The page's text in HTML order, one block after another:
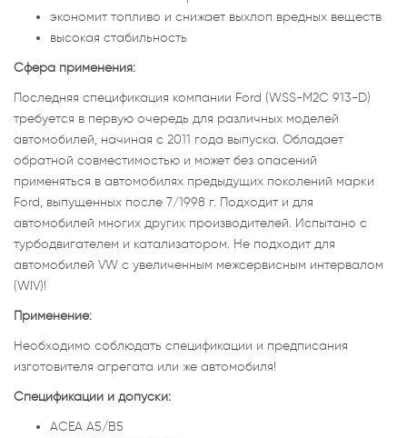
экономит топливо и снижает выхлоп вредных веществ
высокая стабильность
Сфера применения:
Последняя спецификация компании Ford (WSS-M2C 913-D)
требуется в первую очередь для различных моделей
автомобилей, начиная с 2011 года выпуска. Обладает
обратной совместимостью и может без опасений
применяться в автомобилях предыдущих поколений марки
Ford, выпущенных после 7/1998 г. Подходит и для
автомобилей многих других производителей. Испытано с
турбодвигателем и катализатором. Не подходит для
автомобилей VW с увеличенным межсервисным интервалом
(WIV)!
Применение:
Необходимо соблюдать спецификации и предписания
изготовителя агрегата или же автомобиля!
Спецификации и допуски:
ACEA A5/B5